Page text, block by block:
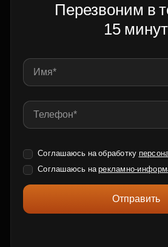
Перезвоним в
15 минут
Соглашаюсь на обработку
Соглашаюсь нарекламно-
Отправить